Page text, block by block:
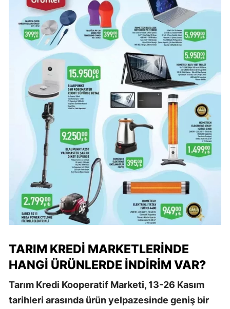
TARIM KREDI MARKETLERINDE
HANGI ÜRÜNLERDE İNDIRIM VAR?
Tarım Kredi Kooperatif Marketi, 13-26 Kasım
tarihleri arasında ürün yelpazesinde geniş bir